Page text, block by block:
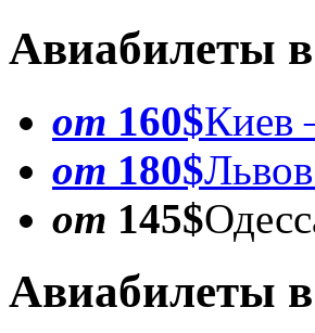
Авиабилеты
от 160$Киев
от 180$
от 145$
Авиабилеты